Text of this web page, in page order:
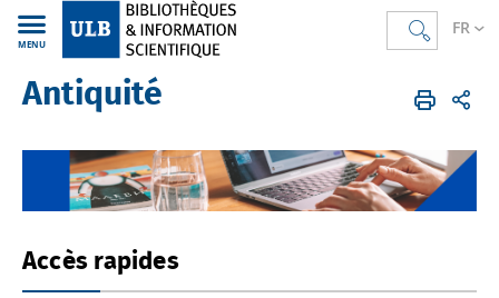
FR
MENU
Bibliothèques FR
Antiquité
Accès rapides